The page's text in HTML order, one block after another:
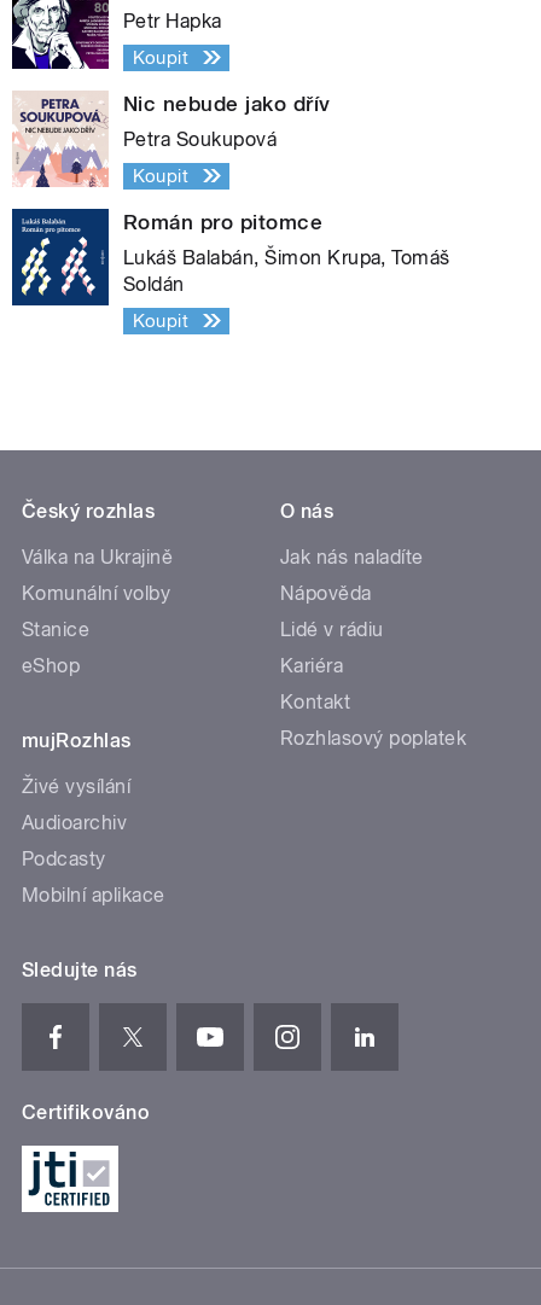
Petr Hapka
Koupit
Nic nebude jako dřív
Petra Soukupová
Koupit
Román pro pitomce
Lukáš Balabán, Šimon Krupa, Tomáš
Soldán
Koupit
Český rozhlas
Válka na Ukrajině
Komunální volby
Stanice
eShop
mujRozhlas
Živé vysílání
Audioarchiv
Podcasty
Mobilní aplikace
O nás
Jak nás naladíte
Nápověda
Lidé v rádiu
Kariéra
Kontakt
Rozhlasový poplatek
Sledujte nás
Certifikováno